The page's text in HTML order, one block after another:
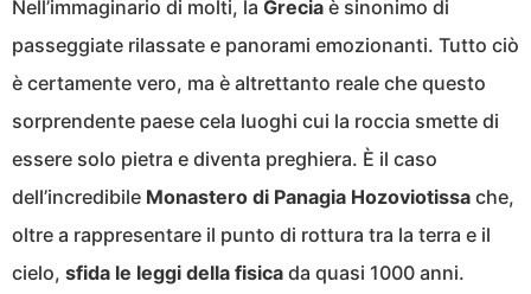
Nell’immaginario di molti, la Grecia è sinonimo di
passeggiate rilassate e panorami emozionanti. Tutto ciò
è certamente vero, ma è altrettanto reale che questo
sorprendente paese cela luoghi cui la roccia smette di
essere solo pietra e diventa preghiera. È il caso
dell’incredibile Monastero di Panagia Hozoviotissa che,
oltre a rappresentare il punto di rottura tra la terra e il
cielo, sfida le leggi della fisica da quasi 1000 anni.